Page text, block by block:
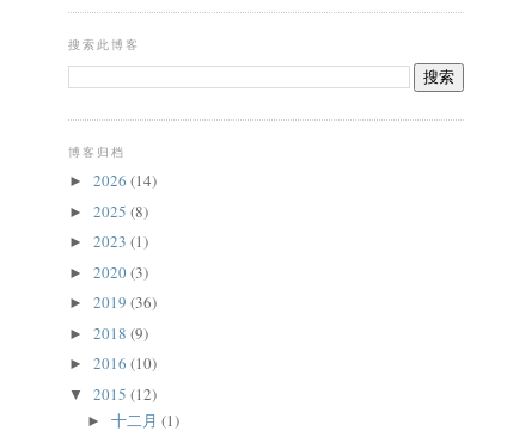
搜索此博客
博客归档
► 2026 (14)
► 2025 (8)
► 2023 (1)
► 2020(3)
► 2019 (36)
► 2018 (9)
► 2016 (10)
▼ 2015 (12)
►十二月(1)